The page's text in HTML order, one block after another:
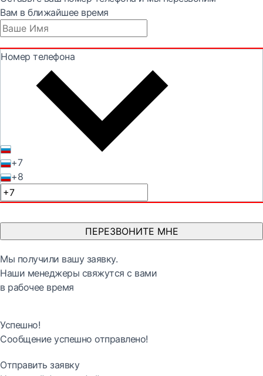
Вам в ближайшее время
Номер телефона
+7
+8
ПЕРЕЗВОНИТЕ МНЕ
Мы получили вашу заявку.
Наши менеджеры свяжутся с вами
в рабочее время
Успешно!
Сообщение успешно отправлено!
Отправить заявку